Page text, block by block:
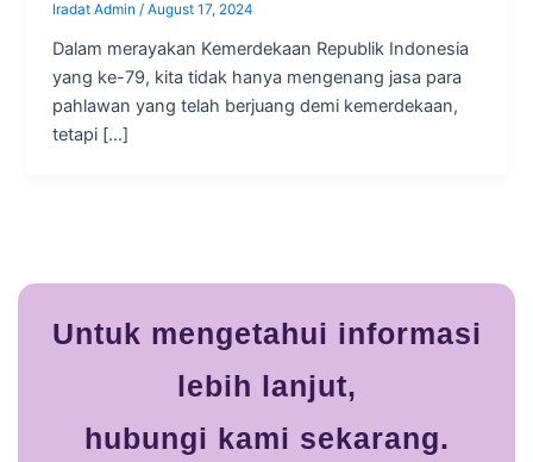
Iradat Admin/August 17, 2024
Dalam merayakan Kemerdekaan Republik Indonesia
yang ke-79, kita tidak hanya mengenang jasa para
pahlawan yang telah berjuang demi kemerdekaan,
tetapi […]
Untuk mengetahui informasi
lebih lanjut,
hubungi kami sekarang.